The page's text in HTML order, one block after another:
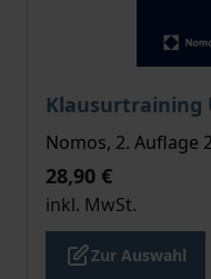
Klausurtraining
Der Preis dieses
Nomos, 2. Auflage
28,90 €
inkl. MwSt.
Zur Auswahl